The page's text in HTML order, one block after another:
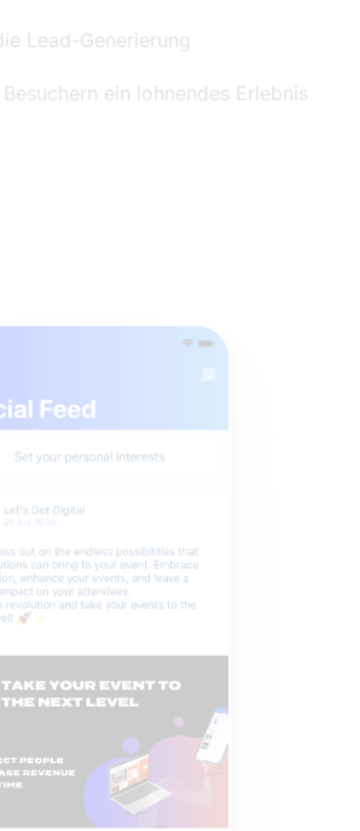
Lead-Generierung
ein lohnendes Erlebnis